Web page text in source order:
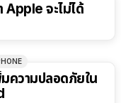
Apple จะไม่ได้
ความปลอดภัยใน